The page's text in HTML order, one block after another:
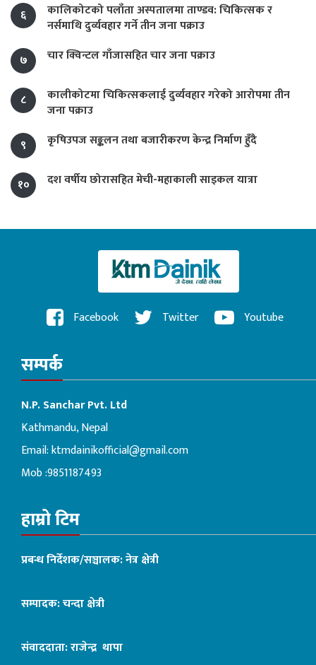
६
कालिकोटको पलाँता अस्पतालमा ताण्डव: चिकित्सक र
नर्समाथि दुर्व्यवहार गर्ने तीन जना पक्राउ
७
चार क्विन्टल गाँजासहित चार जना पक्राउ
८
कालीकोटमा चिकित्सकलाई दुर्व्यवहार गरेको आरोपमा तीन
जना पक्राउ
९
कृषिउपज सङ्कलन तथा बजारीकरण केन्द्र निर्माण हुँदै
१० दश वर्षीय छोरासहित मेची-महाकाली साइकल यात्रा
Facebook Twitter Youtube
सम्पर्क
N.P. Sanchar Pvt. Ltd
Kathmandu, Nepal
Email:ktmdainikofficial@gmail.com
Mob :9851187493
हाम्रो टिम
प्रबन्ध निर्देशक/सञ्चालक: नेत्र क्षेत्री
सम्पादक: चन्दा क्षेत्री
संवाददाता: राजेन्द्र थापा